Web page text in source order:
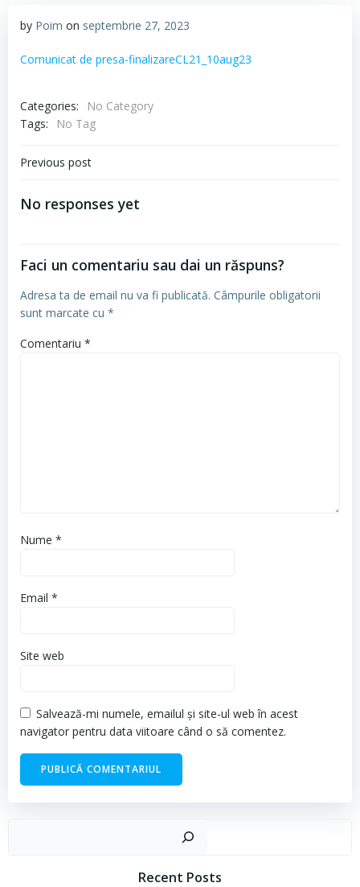
by Poim on septembrie 27, 2023
Comunicat de presa-finalizareCL21_10aug23
Categories:
No Category
Tags:
No Tag
Navigare
articole
Previous post
No responses yet
Faci un comentariu sau dai un răspuns?
Adresa ta de email nu va fi publicată. Câmpurile obligatorii
sunt marcate cu *
Comentariu *
Nume *
Email *
Site web
Salvează-mi numele, emailul și site-ul web în acest
navigator pentru data viitoare când o să comentez.
Recent Posts